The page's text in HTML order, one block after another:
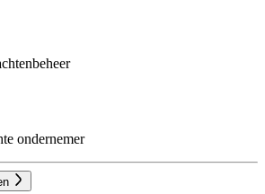
ondernemer